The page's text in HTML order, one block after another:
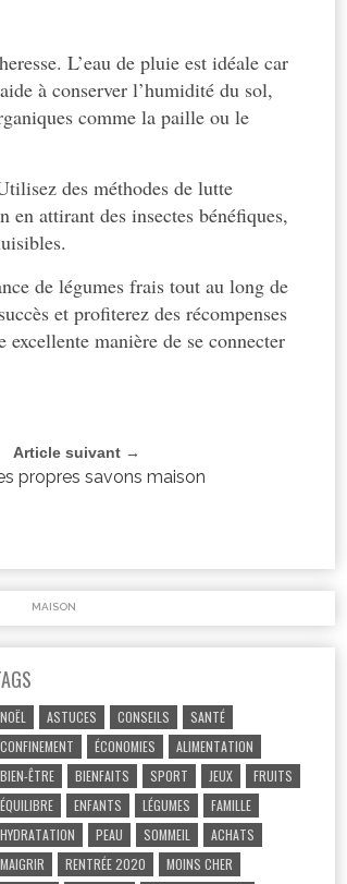
L’eau de pluie est idéale car
à conserver l’humidité du sol,
comme la paille ou le
des méthodes de lutte
attirant des insectes bénéfiques,
de légumes frais tout au long de
et profiterez des récompenses
manière de se connecter
Article suivant →
propres savons maison
MAISON
NOËL ASTUCES CONSEILS
SANTÉ
CONFINEMENT
ÉCONOMIES
ALIMENTATION
BIEN-ÊTRE
BIENFAITS SPORT JEUX
FRUITS
ÉQUILIBRE
ENFANTS LÉGUMES
FAMILLE
HYDRATATION
PEAU SOMMEIL
ACHATS
MAIGRIR
RENTRÉE 2020
MOINS CHER